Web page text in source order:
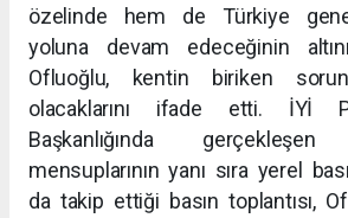
özelinde hem de Türkiye
yoluna devam edeceğinin
Ofluoğlu, kentin biriken
olacaklarını ifade etti. İYİ
Başkanlığında
mensuplarının yanı sıra yerel
da takip ettiği basın toplantısı,